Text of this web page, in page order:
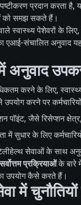
प्रदान करता है,
को समझ सकते हैं।
स्वास्थ्य पेशेवरों के लिए,
एआई-संचालित अनुवाद
अनुवाद
करने के लिए,
करने पर
पॉइंट, जैसे रिसेप्शन
में सुधार के लिए
सेवाओं के साथ
प्रक्रियाओंके बारे
उपयोग कैसे करते हैं।
में चुनौतियों